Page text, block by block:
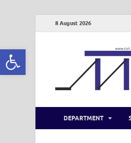
Open toolbar
8 August 2026
DEPARTMENT